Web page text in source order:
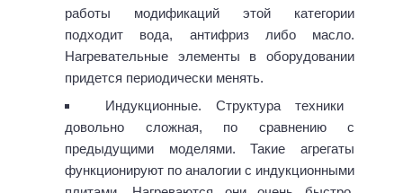
работы модификаций этой категории
подходит вода, антифриз либо масло.
Нагревательные элементы в оборудовании
придется периодически менять.
Индукционные. Структура техники
довольно сложная, по сравнению с
предыдущими моделями. Такие агрегаты
функционируют по аналогии с индукционными